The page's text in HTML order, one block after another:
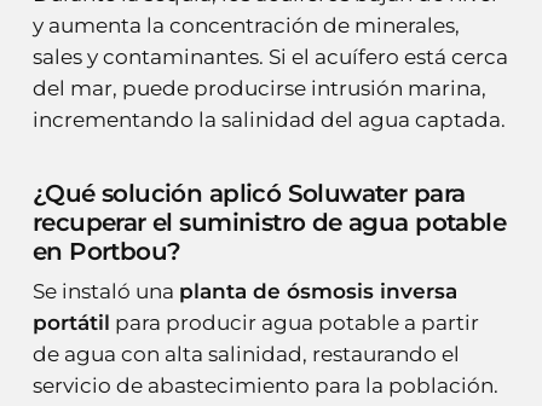
y aumenta la concentración de minerales,
sales y contaminantes. Si el acuífero está cerca
del mar, puede producirse intrusión marina,
incrementando la salinidad del agua captada.
¿Qué solución aplicó Soluwater para
recuperar el suministro de agua potable
en Portbou?
Se instaló una planta de ósmosis inversa
portátil para producir agua potable a partir
de agua con alta salinidad, restaurando el
servicio de abastecimiento para la población.